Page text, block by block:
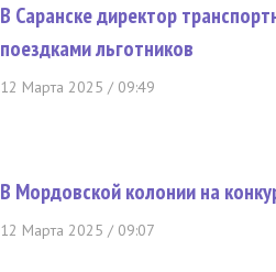
В Саранске директор
поездками льготников
12 Марта 2025 / 09:49
В Мордовской колонии на
12 Марта 2025 / 09:07